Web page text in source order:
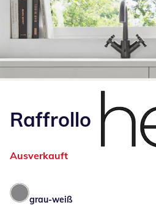
Raffrollo
Ausverkauft
grau-weiß